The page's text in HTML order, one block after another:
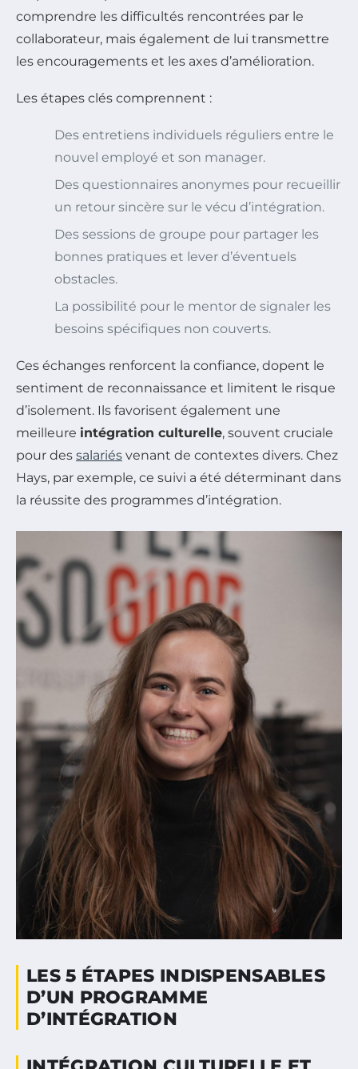
comprendre les difficultés rencontrées par le
collaborateur, mais également de lui transmettre
les encouragements et les axes d’amélioration.
Les étapes clés comprennent :
Des entretiens individuels réguliers entre le
nouvel employé et son manager.
Des questionnaires anonymes pour recueillir
un retour sincère sur le vécu d’intégration.
Des sessions de groupe pour partager les
bonnes pratiques et lever d’éventuels
obstacles.
La possibilité pour le mentor de signaler les
besoins spécifiques non couverts.
Ces échanges renforcent la confiance, dopent le
sentiment de reconnaissance et limitent le risque
d’isolement. Ils favorisent également une
meilleure intégration culturelle, souvent cruciale
pour des salariés venant de contextes divers. Chez
Hays, par exemple, ce suivi a été déterminant dans
la réussite des programmes d’intégration.
LES 5 ÉTAPES INDISPENSABLES
D’UN PROGRAMME
D’INTÉGRATION